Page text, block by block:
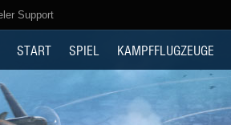
Support
START SPIEL KAMPFFLUGZEUGE